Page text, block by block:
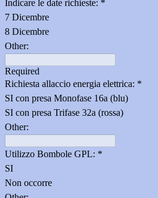
Indicare le date richieste: *
7 Dicembre
8 Dicembre
Other:
Required
Richiesta allaccio energia elettrica: *
SI con presa Monofase 16a (blu)
SI con presa Trifase 32a (rossa)
Other:
Utilizzo Bombole GPL: *
SI
Non occorre